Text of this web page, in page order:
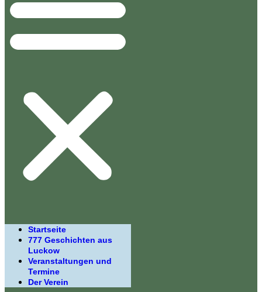
Startseite
777 Geschichten aus
Luckow
Veranstaltungen und
Termine
Der Verein